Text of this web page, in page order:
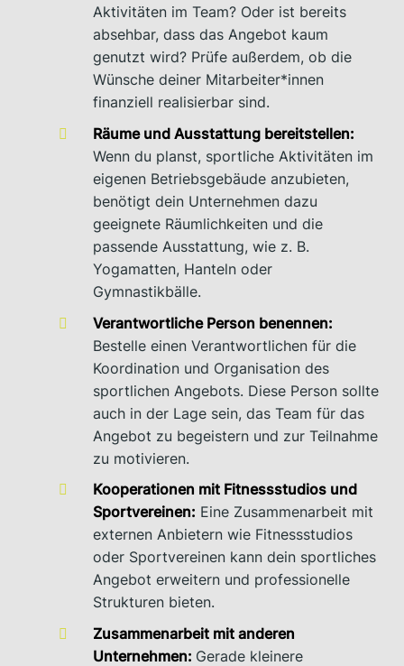
Aktivitäten im Team? Oder ist bereits
absehbar, dass das Angebot kaum
genutzt wird? Prüfe außerdem, ob die
Wünsche deiner Mitarbeiter*innen
finanziell realisierbar sind.
Räume und Ausstattung bereitstellen:
Wenn du planst, sportliche Aktivitäten im
eigenen Betriebsgebäude anzubieten,
benötigt dein Unternehmen dazu
geeignete Räumlichkeiten und die
passende Ausstattung, wie z. B.
Yogamatten, Hanteln oder
Gymnastikbälle.
Verantwortliche Person benennen:
Bestelle einen Verantwortlichen für die
Koordination und Organisation des
sportlichen Angebots. Diese Person sollte
auch in der Lage sein, das Team für das
Angebot zu begeistern und zur Teilnahme
zu motivieren.
Kooperationen mit Fitnessstudios und
Sportvereinen: Eine Zusammenarbeit mit
externen Anbietern wie Fitnessstudios
oder Sportvereinen kann dein sportliches
Angebot erweitern und professionelle
Strukturen bieten.
Zusammenarbeit mit anderen
Unternehmen: Gerade kleinere